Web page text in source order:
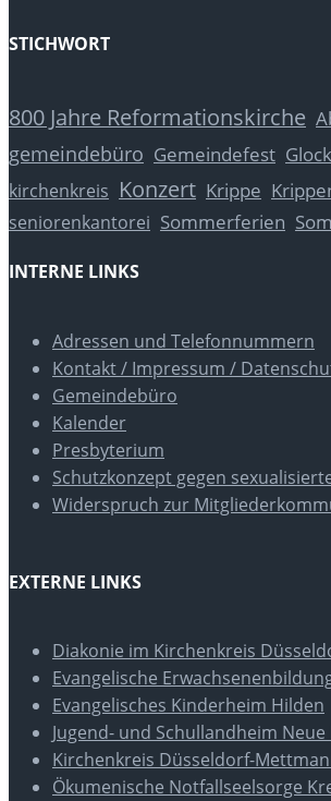
STICHWORT
800 Jahre Reformationskirche
gemeindebüro Gemeindefest
kirchenkreis Konzert Krippe
seniorenkantorei Sommerferien
INTERNE LINKS
Adressen und Telefonnummern
Kontakt / Impressum /
Gemeindebüro
Kalender
Presbyterium
Schutzkonzept gegen
Widerspruch zur
EXTERNE LINKS
Diakonie im Kirchenkreis
Evangelische
Evangelisches Kinderheim Hilden
Jugend- und Schullandheim Neue
Kirchenkreis Düsseldorf-
Ökumenische Notfallseelsorge